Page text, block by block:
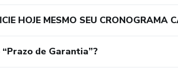
HOJE MESMO SEU CRONOGRAMA
de Garantia”?